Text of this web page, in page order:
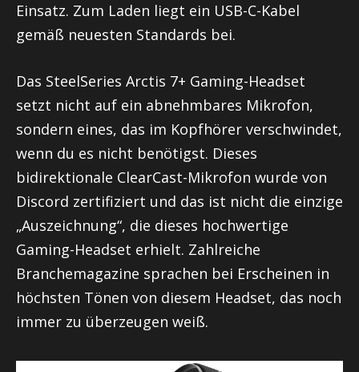
Einsatz. Zum Laden liegt ein USB-C-Kabel
gemäß neuesten Standards bei.
Das SteelSeries Arctis 7+ Gaming-Headset
setzt nicht auf ein abnehmbares Mikrofon,
sondern eines, das im Kopfhörer verschwindet,
wenn du es nicht benötigst. Dieses
bidirektionale ClearCast-Mikrofon wurde von
Discord zertifiziert und das ist nicht die einzige
„Auszeichnung“, die dieses hochwertige
Gaming-Headset erhielt. Zahlreiche
Branchemagazine sprachen bei Erscheinen in
höchsten Tönen von diesem Headset, das noch
immer zu überzeugen weiß.